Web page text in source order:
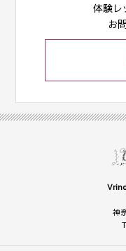
体験レ
お
神